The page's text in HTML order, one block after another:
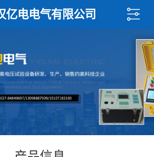
亿电电气有限公司